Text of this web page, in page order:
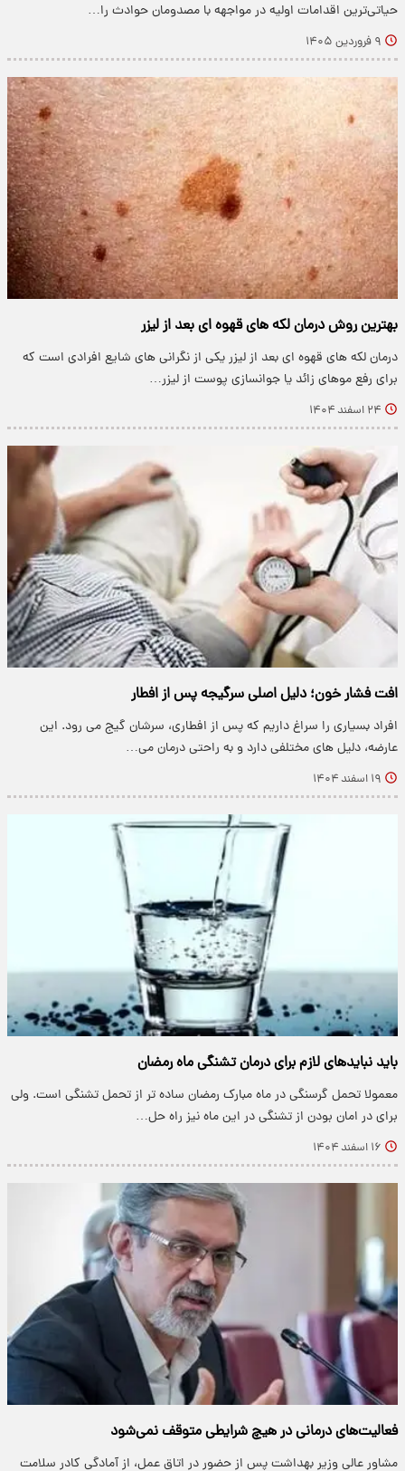
حیاتی‌ترین اقدامات اولیه در مواجهه با مصدومان حوادث را…
۹ فروردین ۱۴۰۵
بهترین روش درمان لکه های قهوه ای بعد از لیزر
درمان لکه های قهوه ای بعد از لیزر یکی از نگرانی های شایع افرادی است که
برای رفع موهای زائد یا جوانسازی پوست از لیزر…
۲۴ اسفند ۱۴۰۴
افت فشار خون؛ دلیل اصلی سرگیجه پس از افطار
افراد بسیاری را سراغ داریم که پس از افطاری، سرشان گیج می رود. این
عارضه، دلیل های مختلفی دارد و به راحتی درمان می…
۱۹ اسفند ۱۴۰۴
باید نبایدهای لازم برای درمان تشنگی ماه رمضان
معمولا تحمل گرسنگی در ماه مبارک رمضان ساده تر از تحمل تشنگی است. ولی
برای در امان بودن از تشنگی در این ماه نیز راه حل…
۱۶ اسفند ۱۴۰۴
فعالیت‌های درمانی در هیچ شرایطی متوقف نمی‌شود
مشاور عالی وزیر بهداشت پس از حضور در اتاق عمل، از آمادگی کادر سلامت